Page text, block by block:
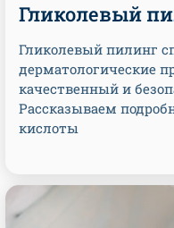
Гликолевый
Гликолевый пилинг
дерматологические
качественный и
Рассказываем
кислоты